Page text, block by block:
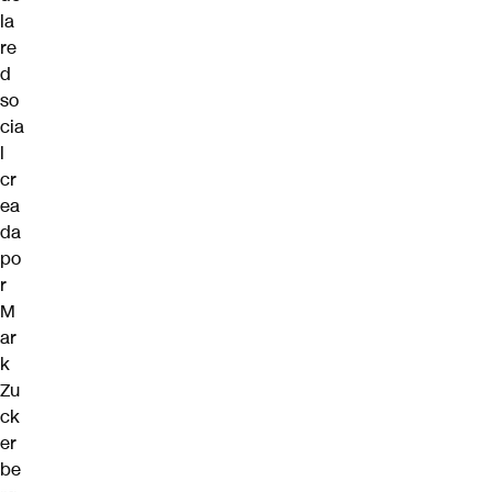
la
re
d
so
cia
l
cr
ea
da
po
r
M
ar
k
Zu
ck
er
be